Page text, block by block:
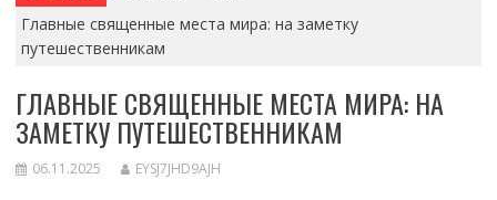
Главные священные места мира: на заметку
путешественникам
ГЛАВНЫЕ СВЯЩЕННЫЕ МЕСТА МИРА: НА
ЗАМЕТКУ ПУТЕШЕСТВЕННИКАМ
06.11.2025 EYSJ7JHD9AJH